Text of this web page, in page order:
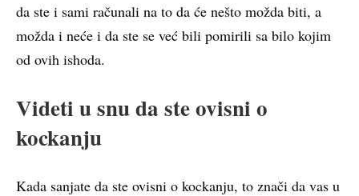
da ste i sami računali na to da će nešto možda biti, a
možda i neće i da ste se već bili pomirili sa bilo kojim
od ovih ishoda.
Videti u snuda ste ovisni o
kockanju
Kada sanjate da ste ovisni o kockanju, to znači da vas u